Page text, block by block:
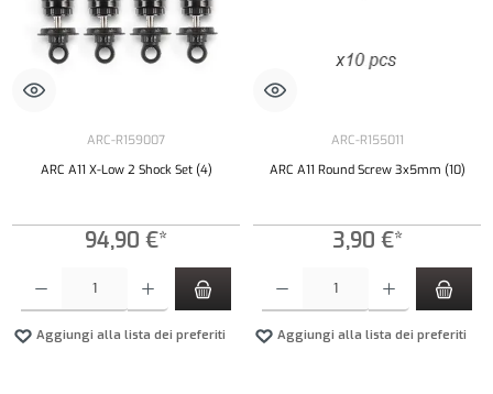
ARC-R159007
ARC A11 X-Low 2 Shock Set (4)
94,90 €*
Aggiungi alla lista dei preferiti
ARC-R155011
ARC A11 Round Screw 3x5mm (10)
3,90 €*
Aggiungi alla lista dei preferiti